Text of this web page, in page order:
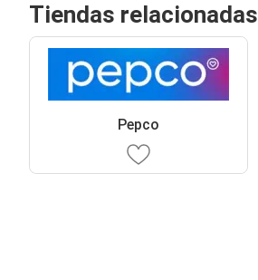
Tiendas relacionadas
Pepco